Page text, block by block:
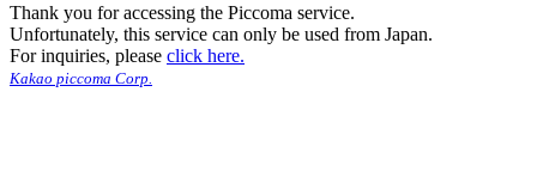
Thank you for accessing the Piccoma service.
Unfortunately, this service can only be used from Japan.
For inquiries, please click here.
Kakao piccoma Corp.